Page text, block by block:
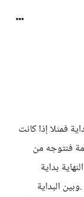
فمثلا إذا كانت
فنتوجه من
بداية
البداية